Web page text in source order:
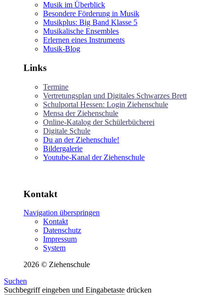
Musik im Überblick
Besondere Förderung in Musik
Musikplus: Big Band Klasse 5
Musikalische Ensembles
Erlernen eines Instruments
Musik-Blog
Links
Termine
Vertretungsplan und Digitales Schwarzes Brett
Schulportal Hessen: Login Ziehenschule
Mensa der Ziehenschule
Online-Katalog der Schülerbücherei
Digitale Schule
Du an der Ziehenschule!
Bildergalerie
Youtube-Kanal der Ziehenschule
Kontakt
Navigation überspringen
Kontakt
Datenschutz
Impressum
System
2026 © Ziehenschule
Suchen
Suchbegriff eingeben und Eingabetaste drücken